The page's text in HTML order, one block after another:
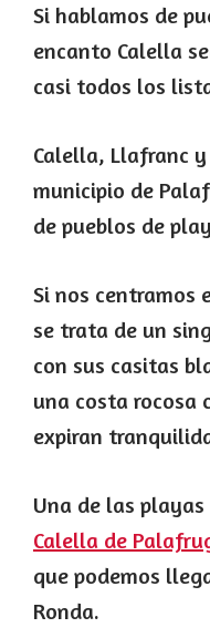
Si hablamos de
encanto Calella
casi todos los
Calella, Llafranc
municipio de
de pueblos de
Si nos centramos
se trata de un
con sus casitas
una costa rocosa
expiran
Una de las playas
Calella de
que podemos
Ronda.